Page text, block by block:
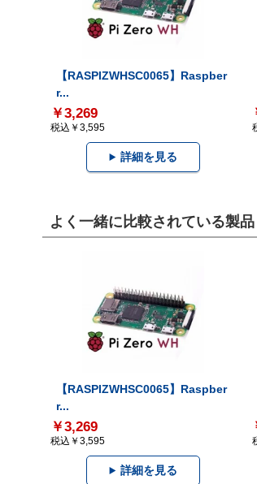
【RASPIZWHSC0065】Raspber
r...
￥3,269
税込￥3,595
詳細を見る
よく一緒に比較されている製品
【RASPIZWHSC0065】Raspber
r...
￥3,269
税込￥3,595
詳細を見る